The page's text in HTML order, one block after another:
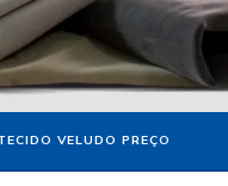
VELUDO PREÇO